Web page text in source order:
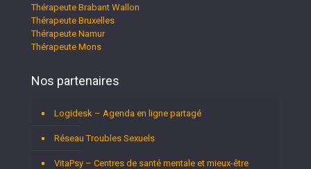
Thérapeute Brabant Wallon
Thérapeute Bruxelles
Thérapeute Namur
Thérapeute Mons
Nos partenaires
Logidesk – Agenda en ligne partagé
Réseau Troubles Sexuels
VitaPsy – Centres de santé mentale et mieux-être